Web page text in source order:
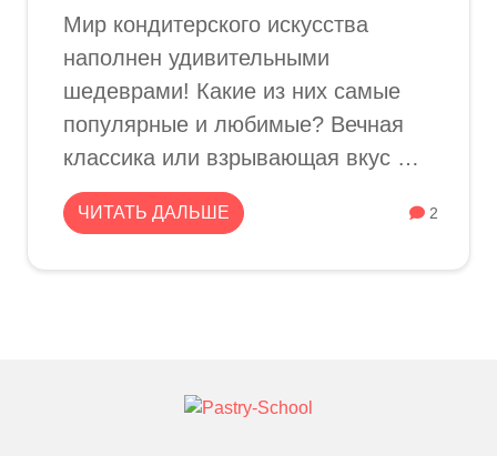
Мир кондитерского искусства
наполнен удивительными
шедеврами! Какие из них самые
популярные и любимые? Вечная
классика или взрывающая вкус …
ЧИТАТЬ ДАЛЬШЕ 2